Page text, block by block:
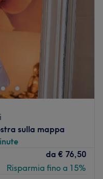
sulla mappa
da € 76,50
Risparmia fino a 15%